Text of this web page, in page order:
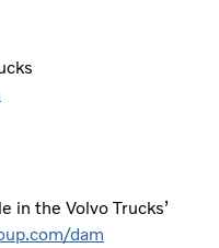
in the Volvo Trucks’
dam